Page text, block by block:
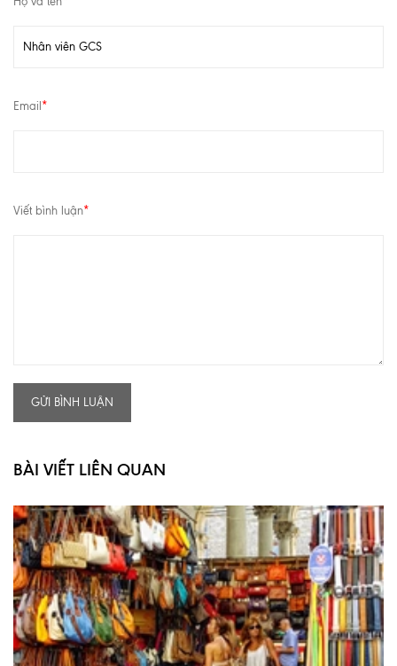
Email *
Viết bình luận*
GỬI BÌNH LUẬN
BÀI VIẾT LIÊN QUAN